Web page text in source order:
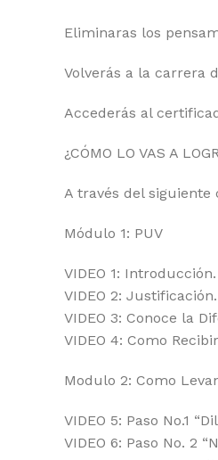
Eliminaras los
Volverás a la carrera
Accederás al
¿CÓMO LO VAS A
A través del siguiente
Módulo 1: PUV
VIDEO 1: Introducción.
VIDEO 2: Justificación.
VIDEO 3: Conoce la
VIDEO 4: Como
Modulo 2: Como
VIDEO 5: Paso No.1
VIDEO 6: Paso No. 2